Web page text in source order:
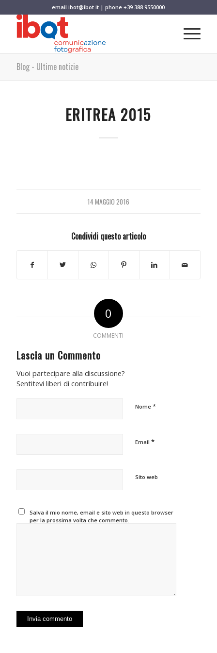
emailibot@ibot.it | phone+39 388 9550000
Blog - Ultime notizie
ERITREA 2015
14 MAGGIO 2016
Condividi questo articolo
0
COMMENTI
Lascia un Commento
Vuoi partecipare alla discussione?
Sentitevi liberi di contribuire!
Nome *
Email *
Sito web
Salva il mio nome, email e sito web in questo browser
per la prossima volta che commento.